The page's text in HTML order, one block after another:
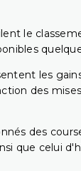
le
les
des
des
que celui